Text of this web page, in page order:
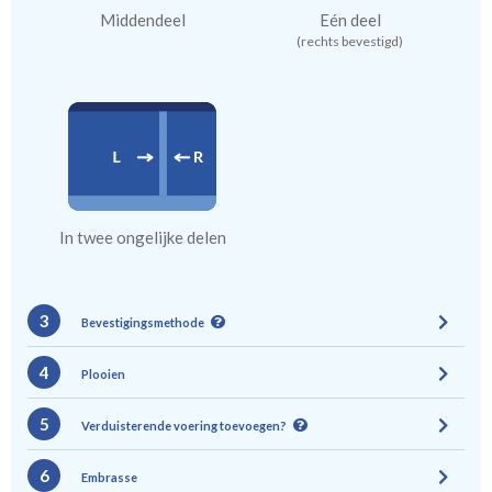
Middendeel Eén deel
(rechts bevestigd)
In twee ongelijke delen
3 Bevestigingsmethode
4 Plooien
5 Verduisterende voering toevoegen?
Gevoerde gordijnen zorgen voor halve of gehele
6 Embrasse